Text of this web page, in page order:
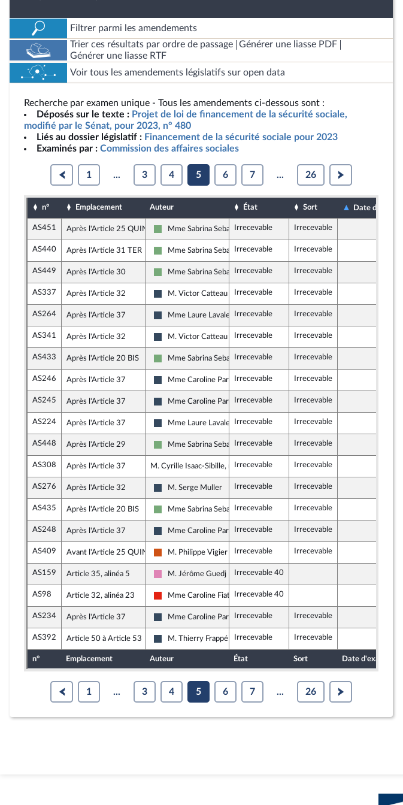
Filtrer parmi les amendements
Trier ces résultats par ordre de passage
Générer une liasse PDF
Générer une liasse RTF
Voir tous les amendements législatifs sur open data
Recherche par examen unique - Tous les amendements ci-dessous sont :
Déposés sur le texte : Projet de loi de financement de la sécurité sociale,
modifié par le Sénat, pour 2023, n° 480
Liés au dossier législatif : Financement de la sécurité sociale pour 2023
Examinés par : Commission des affaires sociales
1 ... 3 4 5 6 7 ... 26
n° Emplacement Auteur État Sort Date d'examen
AS451 Après l'Article 25 QUINQUIES
Écologiste - NUPES
Mme Sabrina SebaihiIrrecevable Irrecevable
AS440 Après l'Article 31 TER
Écologiste - NUPES
Mme Sabrina SebaihiIrrecevable Irrecevable
AS449 Après l'Article 30
Écologiste - NUPES
Mme Sabrina SebaihiIrrecevable Irrecevable
AS337 Après l'Article 32
Rassemblement National
M. Victor Catteau Irrecevable Irrecevable
AS264 Après l'Article 37
Rassemblement National
Mme Laure LavaletteIrrecevable Irrecevable
AS341 Après l'Article 32
Rassemblement National
M. Victor Catteau Irrecevable Irrecevable
AS433 Après l'Article 20 BIS
Écologiste - NUPES
Mme Sabrina SebaihiIrrecevable Irrecevable
AS246 Après l'Article 37
Rassemblement National
Mme Caroline ParmentierIrrecevable Irrecevable
AS245 Après l'Article 37
Rassemblement National
Mme Caroline ParmentierIrrecevable Irrecevable
AS224 Après l'Article 37
Rassemblement National
Mme Laure LavaletteIrrecevable Irrecevable
AS448 Après l'Article 29
Écologiste - NUPES
Mme Sabrina SebaihiIrrecevable Irrecevable
AS308 Après l'Article 37 M. Cyrille Isaac-Sibille, rapporteur
Irrecevable Irrecevable
AS276 Après l'Article 32
Rassemblement National
M. Serge Muller Irrecevable Irrecevable
AS435 Après l'Article 20 BIS
Écologiste - NUPES
Mme Sabrina SebaihiIrrecevable Irrecevable
AS248 Après l'Article 37
Rassemblement National
Mme Caroline ParmentierIrrecevable Irrecevable
AS409 Avant l'Article 25 QUINQUIES
Démocrate (MoDem et Indépendants)
M. Philippe Vigier Irrecevable Irrecevable
AS159 Article 35, alinéa 5
Socialistes et apparentés (membre de l’intergroupe NUPES)
M. Jérôme Guedj Irrecevable 40
AS98 Article 32, alinéa 23
La France insoumise - Nouvelle Union Populaire écologique et sociale
Mme Caroline Fiat Irrecevable 40
AS234 Après l'Article 37
Rassemblement National
Mme Caroline ParmentierIrrecevable Irrecevable
AS392 Article 50 à Article 53
Rassemblement National
M. Thierry Frappé Irrecevable Irrecevable
n° Emplacement Auteur État Sort Date d'examen
1 ... 3 4 5 6 7 ... 26